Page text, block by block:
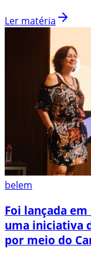
Ler matéria
belem
Foi lançada
uma iniciativa
por meio do